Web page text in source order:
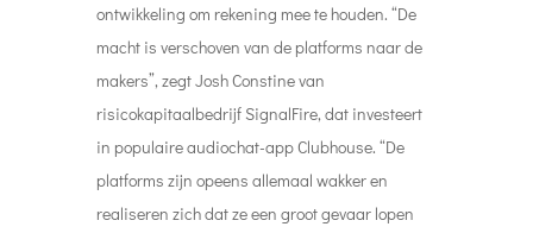
ontwikkeling om rekening mee te houden. “De
macht is verschoven van de platforms naar de
makers”, zegt Josh Constine van
risicokapitaalbedrijf SignalFire, dat investeert
in populaire audiochat-app Clubhouse. “De
platforms zijn opeens allemaal wakker en
realiseren zich dat ze een groot gevaar lopen